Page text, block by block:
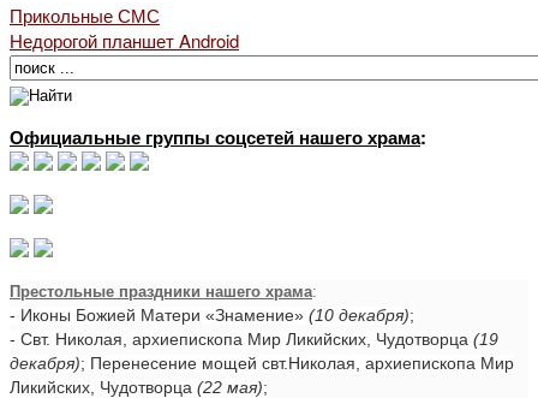
Прикольные СМС
Недорогой планшет Android
Официальные группы соцсетей нашего храма:
Престольные праздники нашего храма:
- Иконы Божией Матери «Знамение» (10 декабря);
- Свт. Николая, архиепископа Мир Ликийских, Чудотворца (19
декабря); Перенесение мощей свт.Николая, архиепископа Мир
Ликийских, Чудотворца (22 мая);